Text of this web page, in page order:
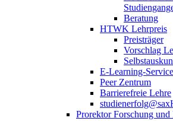
Beratung
HTWK Lehrpreis
Preisträger
Vorschlag
E-Learning-Service
Peer Zentrum
Barrierefreie Lehre
Prorektor Forschung